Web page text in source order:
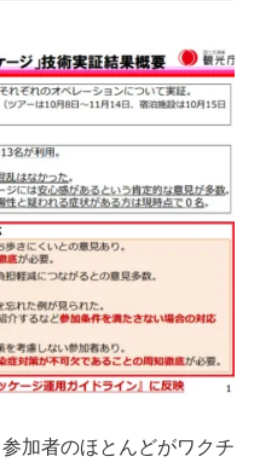
加者のほとんどがワクチ